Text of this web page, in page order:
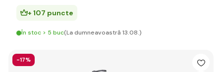
+ 107 puncte
În stoc > 5 buc(La dumneavoastră 13.08.)
-17%